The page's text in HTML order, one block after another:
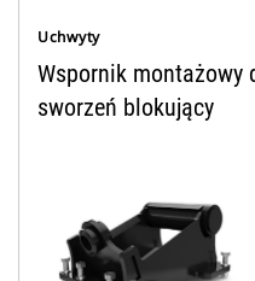
Uchwyty
Wspornik montażowy
sworzeń blokujący